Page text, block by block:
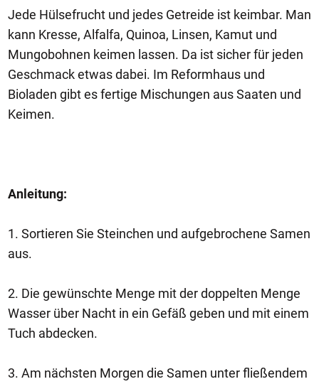
Jede Hülsefrucht und jedes Getreide ist keimbar. Man
kann Kresse, Alfalfa, Quinoa, Linsen, Kamut und
Mungobohnen keimen lassen. Da ist sicher für jeden
Geschmack etwas dabei. Im Reformhaus und
Bioladen gibt es fertige Mischungen aus Saaten und
Keimen.
Anleitung:
1. Sortieren Sie Steinchen und aufgebrochene Samen
aus.
2. Die gewünschte Menge mit der doppelten Menge
Wasser über Nacht in ein Gefäß geben und mit einem
Tuch abdecken.
3. Am nächsten Morgen die Samen unter fließendem